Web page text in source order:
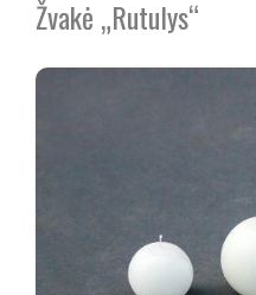
Žvakė „Rutulys“